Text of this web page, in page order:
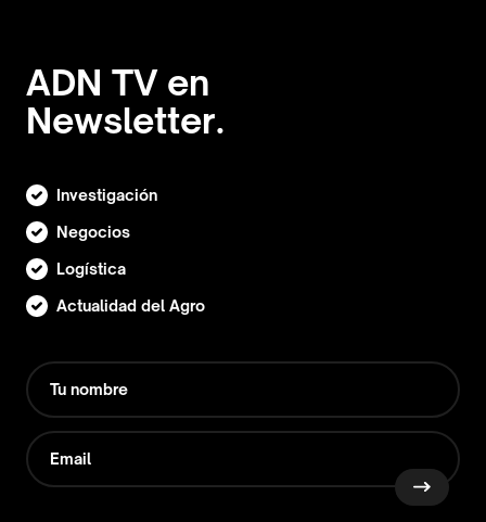
ADN TV en
Newsletter.
Investigación
Negocios
Logística
Actualidad del Agro